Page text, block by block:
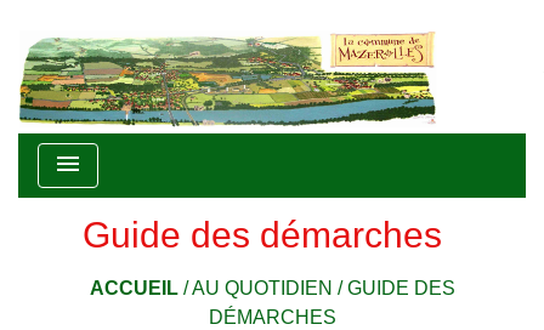
menu
Guide des démarches
ACCUEIL/AU QUOTIDIEN /GUIDE DES
DÉMARCHES